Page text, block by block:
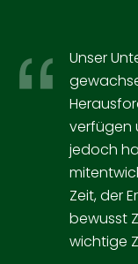
Unser
verfügen
jedoch
Zeit, der
bewusst
wichtige